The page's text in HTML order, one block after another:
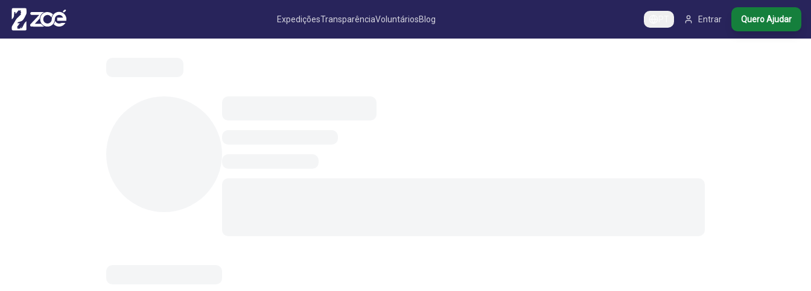
ExpediçõesTransparênciaVoluntáriosBlog Entrar Quero Ajudar